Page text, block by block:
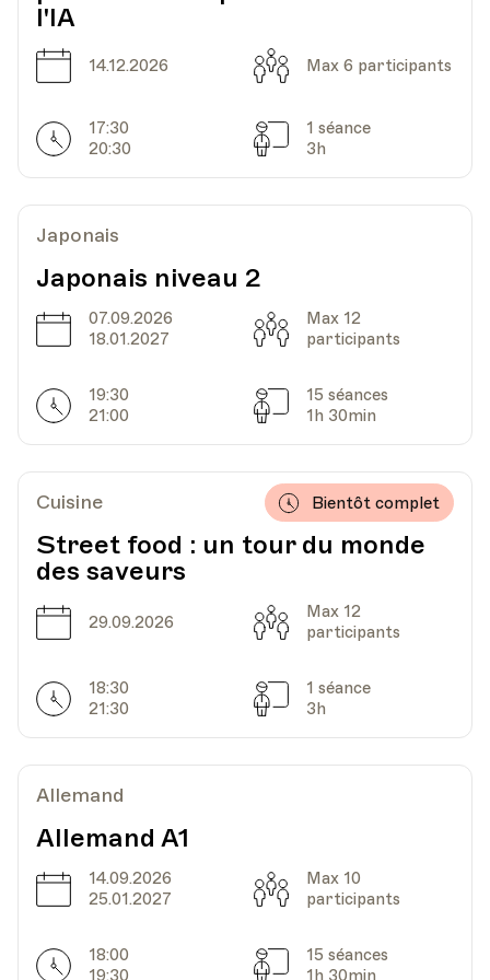
Date
21.03.2023 Heure
18.40
Av. de Cour 33
Date
28.03.2023 Heure
18.40
Lieu
HEP - Haute Ecole Pédagogique - Salle 816
1005, Lausanne
Heure
18.40
HEP - Haute Ecole Pédagogique - Salle 816
Av. de Cour 33
Date25.04.2023 Heure
18.40
Lieu1005, Lausanne
Heure
18.40
l'IA
Date
14.12.2026 Capacité
Max 6 participants
Horarires
17:30
20:30
Séances
1 séance
3h
Japonais
Japonais niveau 2
Date
07.09.2026
18.01.2027
Capacité
Max 12
participants
Horarires
19:30
21:00
Séances
15 séances
1h 30min
Cuisine
Street food : un tour du monde
des saveurs
Bientôt complet
Date
29.09.2026 Capacité
Max 12
participants
Horarires
18:30
21:30
Séances
1 séance
3h
Allemand
Allemand A1
Date
14.09.2026
25.01.2027
Capacité
Max 10
participants
Horarires
18:00
19:30
Séances
15 séances
1h 30min